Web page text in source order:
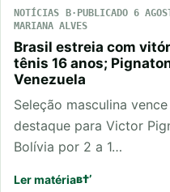
NOTÍCIAS PUBLICADO 6
MARIANA ALVES
Brasil estreia com
tênis 16 anos;
Venezuela
Seleção masculina
destaque para Victor
Bolívia por 2 a 1…
Ler matéria